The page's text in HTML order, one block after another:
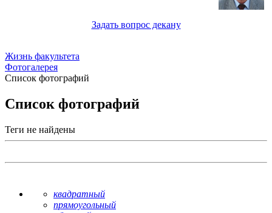
Задать вопрос декану
Жизнь факультета
Фотогалерея
Список фотографий
Список фотографий
Теги не найдены
квадратный
прямоугольный